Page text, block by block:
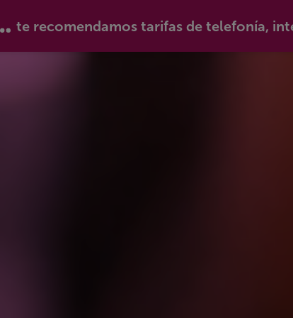
te recomendamos tarifas de telefonía,